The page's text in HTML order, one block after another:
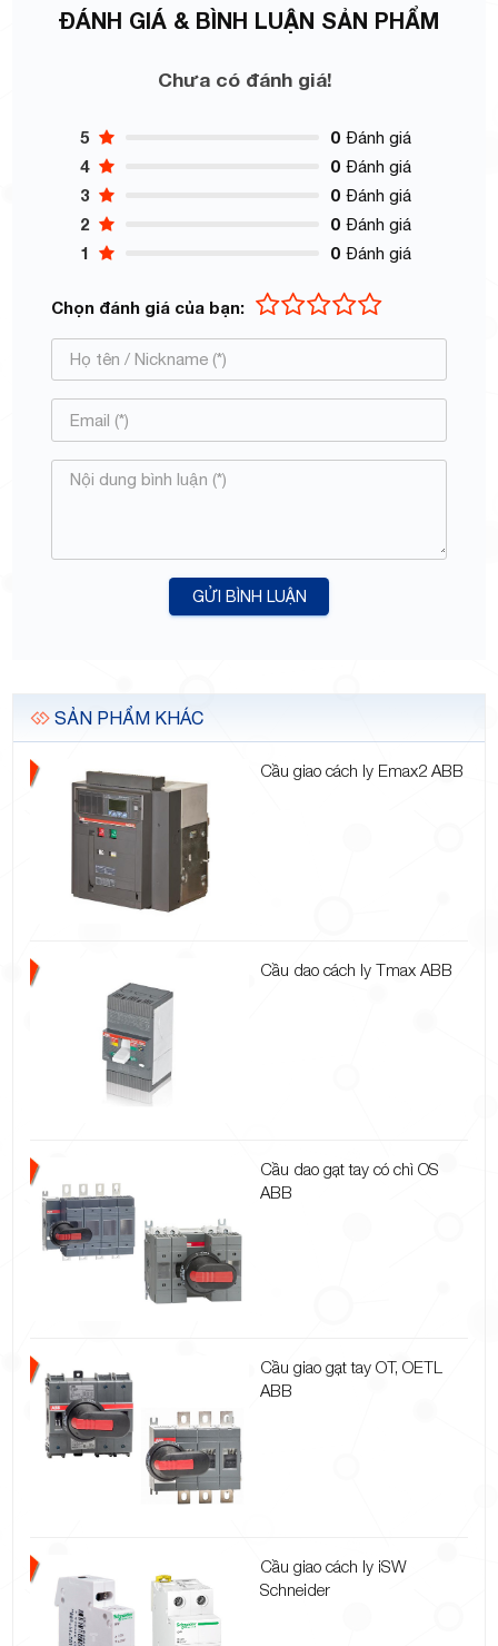
ĐÁNH GIÁ & BÌNH LUẬN SẢN PHẨM
Chưa có đánh giá!
5 0 Đánh giá
4 0 Đánh giá
3 0 Đánh giá
2 0 Đánh giá
1 0 Đánh giá
Chọn đánh giá của bạn:
GỬI BÌNH LUẬN
SẢN PHẨM KHÁC
Cầu giao cách ly Emax2 ABB
Cầu dao cách ly Tmax ABB
Cầu dao gạt tay có chì OS
ABB
Cầu giao gạt tay OT, OETL
ABB
Cầu giao cách ly iSW
Schneider